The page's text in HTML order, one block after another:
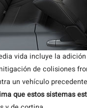
vida incluye la
de colisiones
un vehículo
que estos sistemas